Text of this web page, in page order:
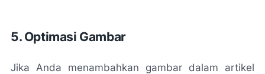
5. Optimasi Gambar
Jika Anda menambahkan gambar dalam artikel